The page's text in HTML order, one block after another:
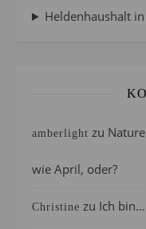
Heldenhaushalt
amberlight zu
wie April, oder?
Christine zu Ich bin…